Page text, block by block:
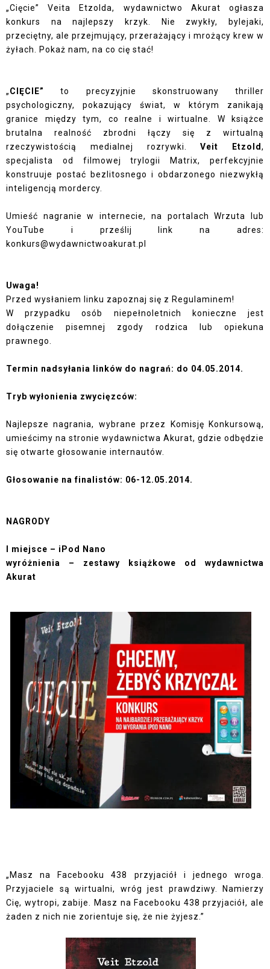
„Cięcie” Veita Etzolda, wydawnictwo Akurat ogłasza
konkurs na najlepszy krzyk. Nie zwykły, bylejaki,
przeciętny, ale przejmujący, przerażający i mrożący krew w
żyłach. Pokaż nam, na co cię stać!
„CIĘCIE”to precyzyjnie skonstruowany thriller
psychologiczny, pokazujący świat, w którym zanikają
granice między tym, co realne i wirtualne. W książce
brutalna realność zbrodni łączy się z wirtualną
rzeczywistością medialnej rozrywki.Veit Etzold,
specjalista od filmowej trylogii Matrix, perfekcyjnie
konstruuje postać bezlitosnego i obdarzonego niezwykłą
inteligencją mordercy.
Umieść nagranie w internecie, na portalach Wrzuta lub
YouTube i prześlij link na adres:
konkurs@wydawnictwoakurat.pl
Uwaga!
Przed wysłaniem linku zapoznaj się z Regulaminem!
W przypadku osób niepełnoletnich konieczne jest
dołączenie pisemnej zgody rodzica lub opiekuna
prawnego.
Termin nadsyłania linków do nagrań: do 04.05.2014.
Tryb wyłonienia zwycięzców:
Najlepsze nagrania, wybrane przez Komisję Konkursową,
umieścimy na stronie wydawnictwa Akurat, gdzie odbędzie
się otwarte głosowanie internautów.
Głosowanie na finalistów: 06-12.05.2014.
NAGRODY
I miejsce – iPod Nano
wyróżnienia – zestawy książkowe od wydawnictwa
Akurat
„Masz na Facebooku 438 przyjaciół i jednego wroga.
Przyjaciele są wirtualni, wróg jest prawdziwy. Namierzy
Cię, wytropi, zabije. Masz na Facebooku 438 przyjaciół, ale
żaden z nich nie zorientuje się, że nie żyjesz.”